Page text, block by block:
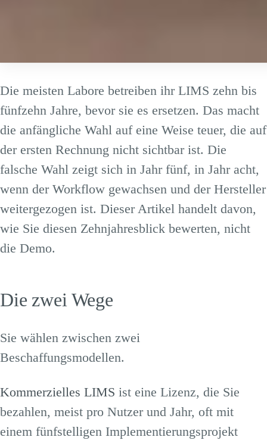
Die meisten Labore betreiben ihr LIMS zehn bis
fünfzehn Jahre, bevor sie es ersetzen. Das macht
die anfängliche Wahl auf eine Weise teuer, die auf
der ersten Rechnung nicht sichtbar ist. Die
falsche Wahl zeigt sich in Jahr fünf, in Jahr acht,
wenn der Workflow gewachsen und der Hersteller
weitergezogen ist. Dieser Artikel handelt davon,
wie Sie diesen Zehnjahresblick bewerten, nicht
die Demo.
Die zwei Wege
Sie wählen zwischen zwei
Beschaffungsmodellen.
Kommerzielles LIMS ist eine Lizenz, die Sie
bezahlen, meist pro Nutzer und Jahr, oft mit
einem fünfstelligen Implementierungsprojekt